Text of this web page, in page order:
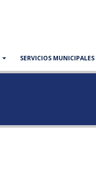
SERVICIOS MUNICIPALES